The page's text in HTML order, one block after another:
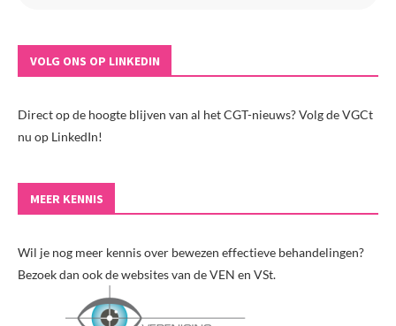
VOLG ONS OP LINKEDIN
Direct op de hoogte blijven van al het CGT-nieuws? Volg de VGCt
nu op LinkedIn!
MEER KENNIS
Wil je nog meer kennis over bewezen effectieve behandelingen?
Bezoek dan ook de websites van de VEN en VSt.